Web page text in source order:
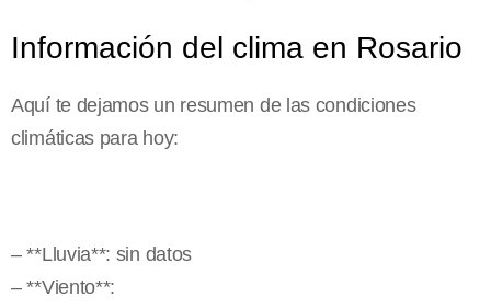
Información del clima en Rosario
Aquí te dejamos un resumen de las condiciones
climáticas para hoy:
– **Lluvia**: sin datos
– **Viento**: